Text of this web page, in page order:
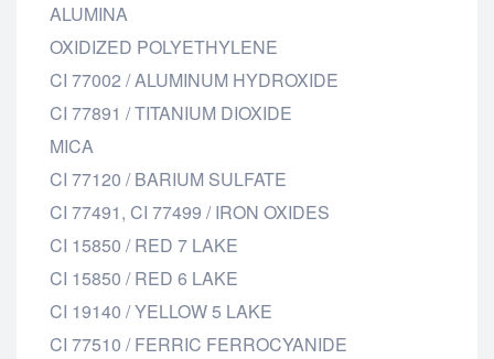
ALUMINA
OXIDIZED POLYETHYLENE
CI 77002 / ALUMINUM HYDROXIDE
CI 77891 / TITANIUM DIOXIDE
MICA
CI 77120 / BARIUM SULFATE
CI 77491, CI 77499 / IRON OXIDES
CI 15850 / RED 7 LAKE
CI 15850 / RED 6 LAKE
CI 19140 / YELLOW 5 LAKE
CI 77510 / FERRIC FERROCYANIDE